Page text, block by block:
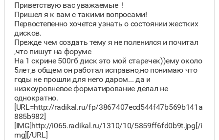
Приветствую вас уважаемые !
Пришел я к вам с такими вопросами!
Первостепенно хочется узнать о состоянии жестких
дисков.
Прежде чем создать тему я не поленился и почитал
,что пишут на форуме
На 1 скрине 500гб диск это мой старечек))ему около
5лет,в общем он работал исправно,но понимаю что
годы не прошли для него даром... да и
низкоуровневое форматирование делал не
однократно.
[URL=http://radikal.ru/fp/3867407ecd544f47b569b141a
885b982]
[IMG]http://i065.radikal.ru/1310/10/5859ff6fd0b9t.jpg[/i
mg][/URL]